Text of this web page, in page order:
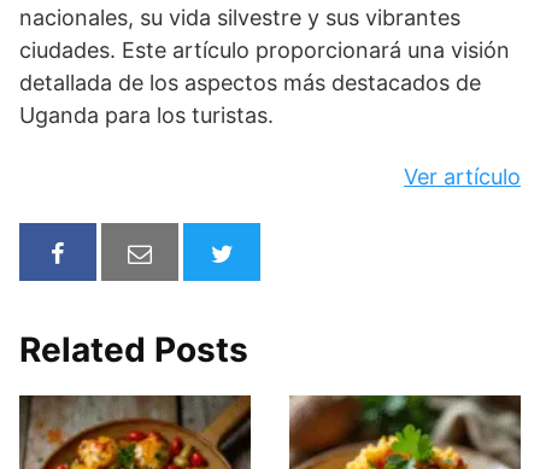
nacionales, su vida silvestre y sus vibrantes
ciudades. Este artículo proporcionará una visión
detallada de los aspectos más destacados de
Uganda para los turistas.
Ver artículo
Related Posts